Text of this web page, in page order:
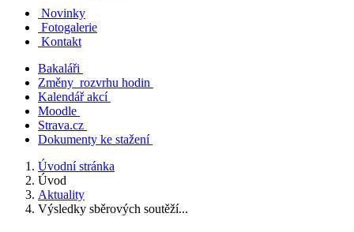
Novinky
Fotogalerie
Kontakt
Bakaláři
Změny rozvrhu hodin
Kalendář akcí
Moodle
Strava.cz
Dokumenty ke stažení
Úvodní stránka
Úvod
Aktuality
Výsledky sběrových soutěží...